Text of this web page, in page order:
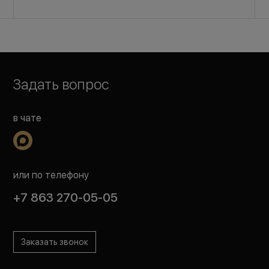
Задать вопрос
в чате
или по телефону
+7 863 270-05-05
Заказать звонок